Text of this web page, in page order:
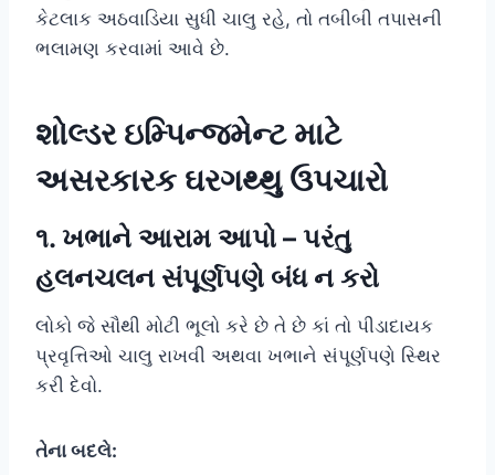
કેટલાક અઠવાડિયા સુધી ચાલુ રહે, તો તબીબી તપાસની
ભલામણ કરવામાં આવે છે.
શોલ્ડર ઇમ્પિન્જમેન્ટ માટે
અસરકારક ઘરગથ્થુ ઉપચારો
૧. ખભાને આરામ આપો – પરંતુ
હલનચલન સંપૂર્ણપણે બંધ ન કરો
લોકો જે સૌથી મોટી ભૂલો કરે છે તે છે કાં તો પીડાદાયક
પ્રવૃત્તિઓ ચાલુ રાખવી અથવા ખભાને સંપૂર્ણપણે સ્થિર
કરી દેવો.
તેના બદલે: